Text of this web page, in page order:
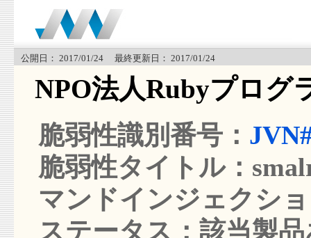
公開日： 2017/01/24 最終更新日： 2017/01/24
NPO法人Rubyプログ
脆弱性識別番号：
脆弱性タイトル：
マンドインジェクシ
ステータス：該当製